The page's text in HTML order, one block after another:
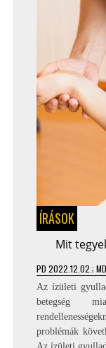
ÍRÁSOK
Mit
PD 2022.12.02. ;
Az ízületi
betegség
problémák